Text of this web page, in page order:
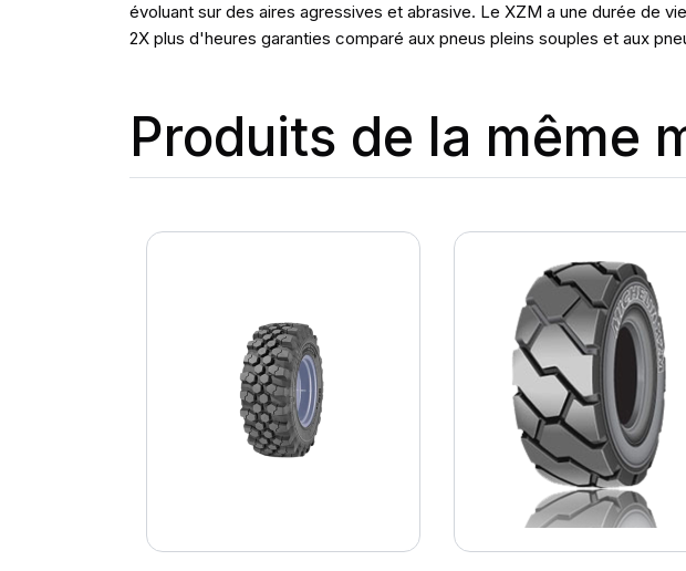
évoluant sur des aires agressives et abrasive. Le XZM a une durée de
2X plus d'heures garanties comparé aux pneus pleins souples et aux
Produits de la même